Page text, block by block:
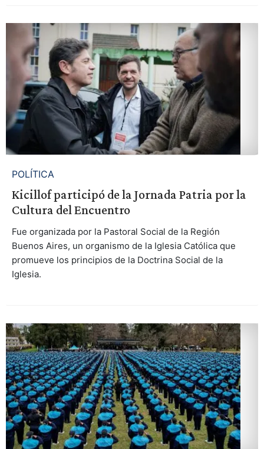
POLÍTICA
Kicillof participó de la Jornada Patria por la
Cultura del Encuentro
Fue organizada por la Pastoral Social de la Región
Buenos Aires, un organismo de la Iglesia Católica que
promueve los principios de la Doctrina Social de la
Iglesia.